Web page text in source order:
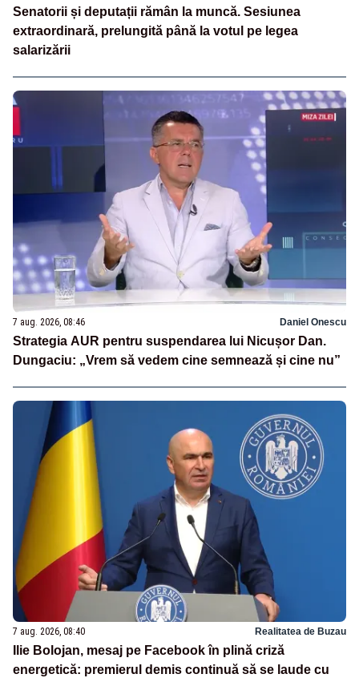
Senatorii și deputații rămân la muncă. Sesiunea
extraordinară, prelungită până la votul pe legea
salarizării
7 aug. 2026, 08:46 Daniel Onescu
Strategia AUR pentru suspendarea lui Nicușor Dan.
Dungaciu: „Vrem să vedem cine semnează și cine nu”
7 aug. 2026, 08:40 Realitatea de Buzau
Ilie Bolojan, mesaj pe Facebook în plină criză
energetică: premierul demis continuă să se laude cu